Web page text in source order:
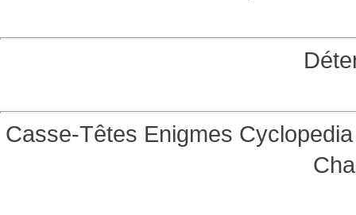
Casse-Têtes Enigmes